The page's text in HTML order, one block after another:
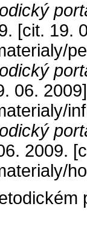
[cit. 19.
06.
2009.